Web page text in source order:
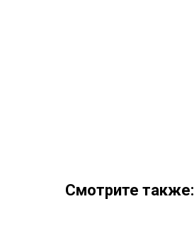
Смотрите также: